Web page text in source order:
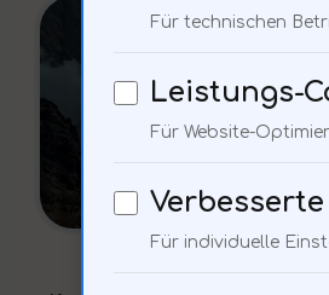
Für technischen
Leistungs-
Für Website-
Verbesserte
Für individuelle